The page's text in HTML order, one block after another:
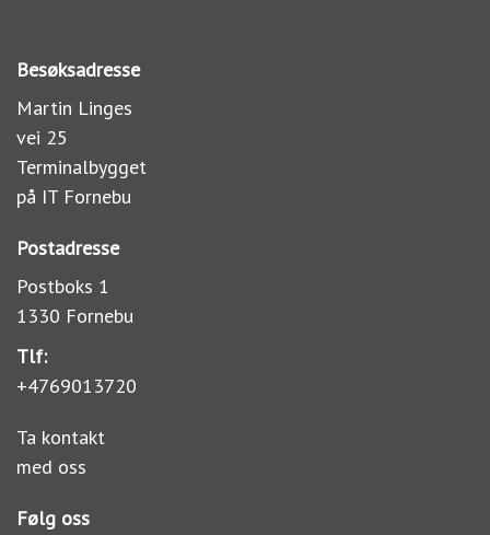
Besøksadresse
Martin Linges
vei 25
Terminalbygget
på IT Fornebu
Postadresse
Postboks 1
1330 Fornebu
Tlf:
+4769013720
Ta kontakt
med oss
Følg oss